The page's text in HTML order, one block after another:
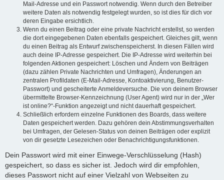
Mail-Adresse und ein Passwort notwendig. Wenn durch den Betreiber
weitere Daten als notwendig festgelegt wurden, so ist dies für dich vor
deren Eingabe ersichtlich.
Wenn du einen Beitrag oder eine private Nachricht erstellst, so werden
die dort eingegebenen Daten ebenfalls gespeichert. Gleiches gilt, wenn
du einen Beitrag als Entwurf zwischenspeicherst. In diesen Fällen wird
auch deine IP-Adresse gespeichert. Die IP-Adresse wird weiterhin bei
folgenden Aktionen gespeichert: Löschen und Ändern von Beiträgen
(dazu zählen Private Nachrichten und Umfragen), Änderungen an
zentralen Profildaten (E-Mail-Adresse, Kontoaktivierung, Benutzer-
Passwort) und gescheiterte Anmeldeversuche. Die von deinem Browser
übermittelte Browser-Kennzeichnung (User Agent) wird nur in der „Wer
ist online?“-Funktion angezeigt und nicht dauerhaft gespeichert.
Schließlich erfordern einzelne Funktionen des Boards, dass weitere
Daten gespeichert werden. Dazu gehören dein Abstimmungsverhalten
bei Umfragen, der Gelesen-Status von deinen Beiträgen oder explizit
von dir gesetzte Lesezeichen oder Benachrichtigungsfunktionen.
Dein Passwort wird mit einer Einwege-Verschlüsselung (Hash)
gespeichert, so dass es sicher ist. Jedoch wird dir empfohlen,
dieses Passwort nicht auf einer Vielzahl von Webseiten zu